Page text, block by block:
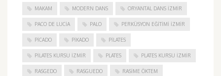
MAKAM MODERN DANS ORYANTAL DANS İZMIR
PACO DE LUCIA PALO PERKÜSYON EĞITIMI İZMIR
PICADO PIKADO PILATES
PILATES KURSU İZMIR PLATES PLATES KURSU İZMIR
RASGEDO RASGUEDO RASIME ÖKTEM